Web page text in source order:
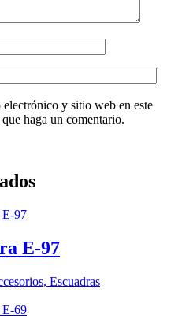
y sitio web en este
haga un comentario.
E-97
Escuadras